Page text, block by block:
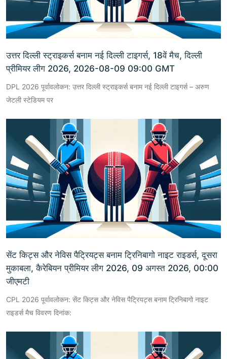
उत्तर दिल्ली स्ट्राइकर्स बनाम नई दिल्ली टाइगर्स, 18वें मैच, दिल्ली
प्रीमियर लीग 2026, 2026-08-09 09:00 GMT
DPL 2026 पूर्वावलोकन: उत्तर दिल्ली स्ट्राइकर्स बनाम नई दिल्ली टाइगर्स – अरुण
जेटली स्टेडियम पर
सेंट किट्स और नेविस पैट्रियट्स बनाम ट्रिनिबागो नाइट राइडर्स, दूसरा
मुकाबला, कैरेबियन प्रीमियर लीग 2026, 09 अगस्त 2026, 00:00
जीएमटी
CPL 2026 पूर्वावलोकन: सेंट किट्स और नेविस पैट्रियट्स बनाम ट्रिनिबागो नाइट
राइडर्स मैच विवरण दिनांक: